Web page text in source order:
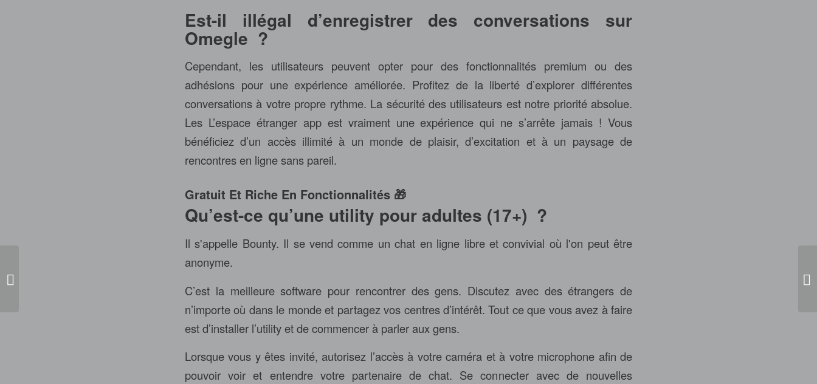
Est-il illégal d’enregistrer des conversations sur
Omegle ?
Cependant, les utilisateurs peuvent opter pour des fonctionnalités premium ou des
adhésions pour une expérience améliorée. Profitez de la liberté d’explorer différentes
conversations à votre propre rythme. La sécurité des utilisateurs est notre priorité absolue.
Les L’espace étranger app est vraiment une expérience qui ne s’arrête jamais ! Vous
bénéficiez d’un accès illimité à un monde de plaisir, d’excitation et à un paysage de
rencontres en ligne sans pareil.
Gratuit Et Riche En Fonctionnalités 🎁
Qu’est-ce qu’une utility pour adultes (17+) ?
Il s'appelle Bounty. Il se vend comme un chat en ligne libre et convivial où l'on peut être
anonyme.
C’est la meilleure software pour rencontrer des gens. Discutez avec des étrangers de
n’importe où dans le monde et partagez vos centres d’intérêt. Tout ce que vous avez à faire
est d’installer l’utility et de commencer à parler aux gens.
Lorsque vous y êtes invité, autorisez l’accès à votre caméra et à votre microphone afin de
pouvoir voir et entendre votre partenaire de chat. Se connecter avec de nouvelles